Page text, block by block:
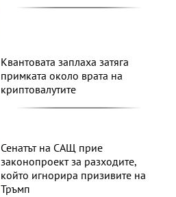
Квантовата заплаха затяга
примката около врата на
криптовалутите
Сенатът на САЩ прие
законопроект за разходите,
който игнорира призивите на
Тръмп